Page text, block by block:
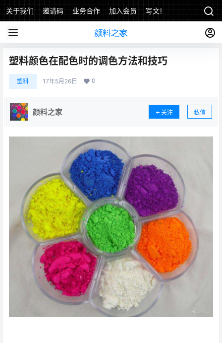
关于我们 邀请码 业务合作 加入会员 写文章
塑料颜色在配色时的调色方法和技巧
塑料 17年5月26日 0
颜料之家 关注 私信